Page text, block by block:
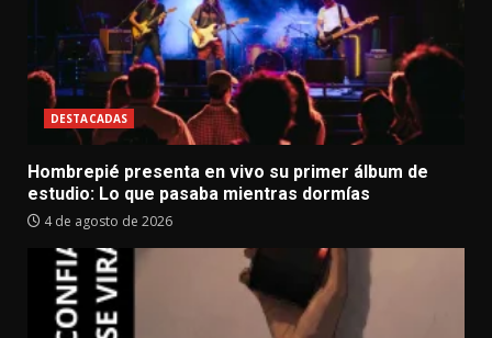
DESTACADAS
Hombrepié presenta en vivo su primer álbum de
estudio: Lo que pasaba mientras dormías
4 de agosto de 2026